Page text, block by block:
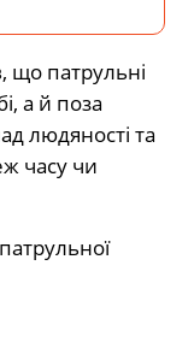
що патрульні
а й поза
людяності та
часу чи